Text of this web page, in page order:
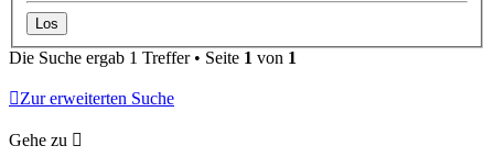
Die Suche ergab 1 Treffer • Seite 1 von 1
Zur erweiterten Suche
Gehe zu